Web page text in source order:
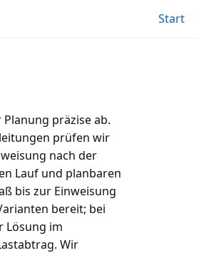
Start
präzise ab.
prüfen wir
nach der
Lauf und planbaren
bis zur Einweisung
bereit; bei
Lösung im
Wir